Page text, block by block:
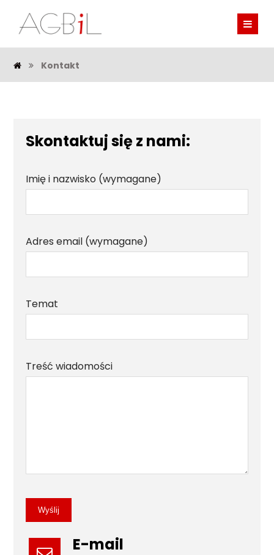
Kontakt
Skontaktuj się z nami:
Imię i nazwisko (wymagane)
Adres email (wymagane)
Temat
Treść wiadomości
Wyślij
E-mail